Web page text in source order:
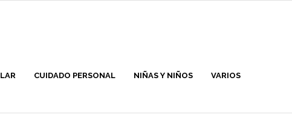
CUIDADO PERSONAL NIÑAS Y NIÑOS VARIOS